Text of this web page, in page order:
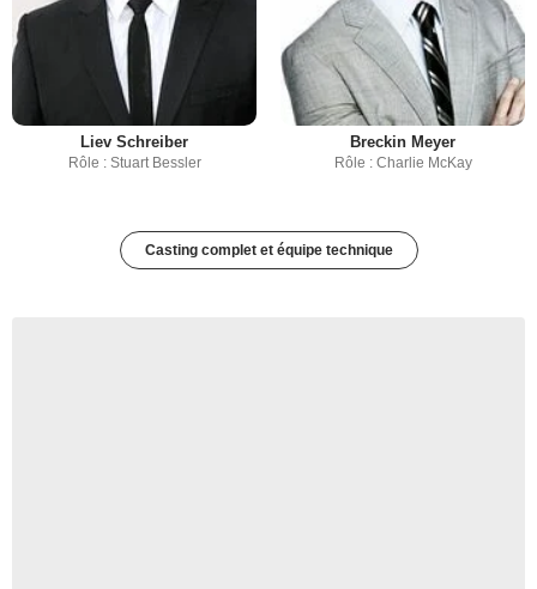
Liev Schreiber
Rôle : Stuart Bessler
Breckin Meyer
Rôle : Charlie McKay
Casting complet et équipe technique